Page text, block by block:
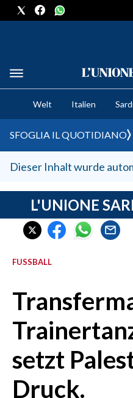
CRONACA SARDEGNA
CAGLIARI
SULCIS IGLESIENTE
MEDIO CAMPIDANO
SASSARI E PROVINCIA
GALLURA
NUORO E PROVINCIA
CRONACA
ITALIA
MONDO
POLITICA
Welt Italien
SFOGLIA IL QUOTIDIANO
Dieser Inhalt wurde
L'UNIONE
FUSSBALL
setzt
Druck.